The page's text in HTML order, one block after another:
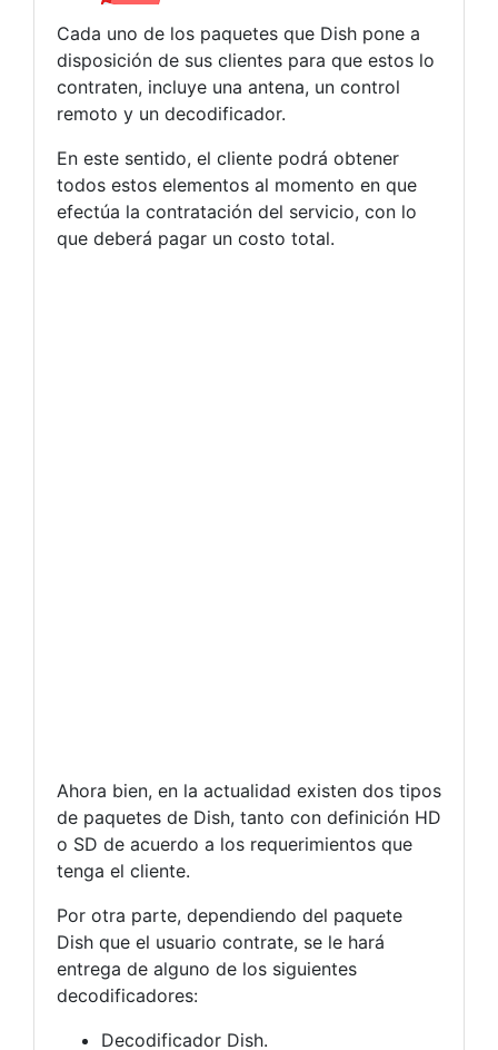
Cada uno de los paquetes que Dish pone a
disposición de sus clientes para que estos lo
contraten, incluye una antena, un control
remoto y un decodificador.
En este sentido, el cliente podrá obtener
todos estos elementos al momento en que
efectúa la contratación del servicio, con lo
que deberá pagar un costo total.
Ahora bien, en la actualidad existen dos tipos
de paquetes de Dish, tanto con definición HD
o SD de acuerdo a los requerimientos que
tenga el cliente.
Por otra parte, dependiendo del paquete
Dish que el usuario contrate, se le hará
entrega de alguno de los siguientes
decodificadores:
Decodificador Dish.